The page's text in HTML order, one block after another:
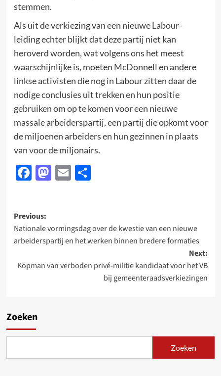
stemmen.
Als uit de verkiezing van een nieuwe Labour-
leiding echter blijkt dat deze partij niet kan
heroverd worden, wat volgens ons het meest
waarschijnlijke is, moeten McDonnell en andere
linkse activisten die nog in Labour zitten daar de
nodige conclusies uit trekken en hun positie
gebruiken om op te komen voor een nieuwe
massale arbeiderspartij, een partij die opkomt voor
de miljoenen arbeiders en hun gezinnen in plaats
van voor de miljonairs.
Facebook
Mastodon
EmailDelen
Post
navigation
Previous:
Nationale vormingsdag over de kwestie van een nieuwe
arbeiderspartij en het werken binnen bredere formaties
Next:
Kopman van verboden privé-militie kandidaat voor het VB
bij gemeenteraadsverkiezingen
Zoeken
Zoeken